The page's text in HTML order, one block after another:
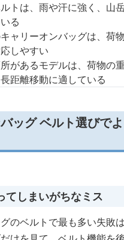
トは、雨や汗に強く、山
る
ャリーオンバッグは、荷
しやすい
があるモデルは、荷物の
距離移動に適している
ッグ ベルト選びで
てしまいがちなミス
のベルトで最も多い失敗